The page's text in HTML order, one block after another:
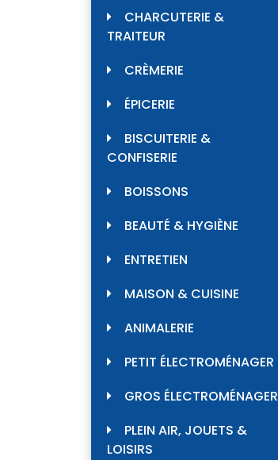
CHARCUTERIE &
TRAITEUR
CRÈMERIE
ÉPICERIE
BISCUITERIE &
CONFISERIE
BOISSONS
BEAUTÉ & HYGIÈNE
ENTRETIEN
MAISON & CUISINE
ANIMALERIE
PETIT ÉLECTROMÉNAGER
GROS ÉLECTROMÉNAGER
PLEIN AIR, JOUETS &
LOISIRS